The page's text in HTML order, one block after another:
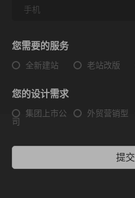
您需要的服务
全新建站 老站改版
您的设计需求
集团上市公
司
外贸营销型
提交